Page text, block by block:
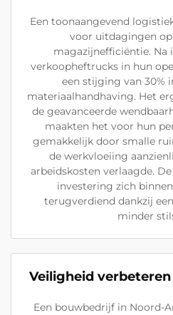
Een toonaangevend
voor uitdagingen
magazijnefficiëntie. Na
verkoopheftrucks in hun
een stijging van 30%
materiaalhandhaving. Het
de geavanceerde
maakten het voor hun
gemakkelijk door smalle
de werkvloeiing
arbeidskosten verlaagde.
investering zich
terugverdiend dankzij
minder
Veiligheid
Een bouwbedrijf in Noord-